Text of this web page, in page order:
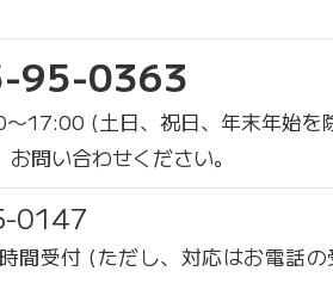
95-0363
17:00 (土日、祝日、年末年始を
問い合わせください。
0147
間受付 (ただし、対応はお電話の